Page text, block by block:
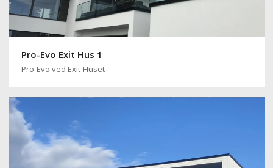
Pro-Evo Exit Hus 1
Pro-Evo ved Exit-Huset